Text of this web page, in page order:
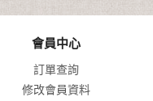
會員中心
訂單查詢
修改會員資料